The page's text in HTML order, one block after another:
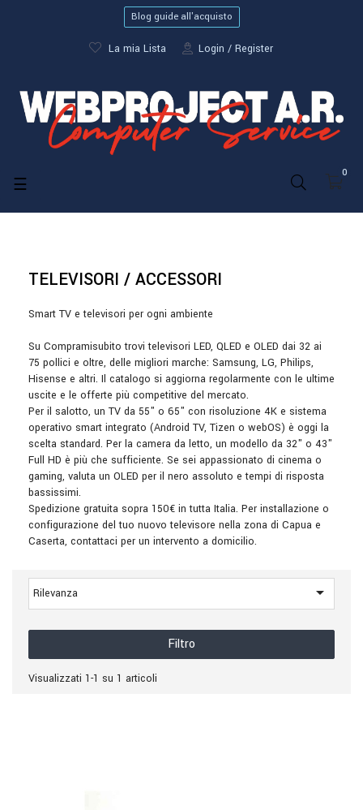
Blog guide all'acquisto
La mia Lista Login Register
0
navigazione
☰
TELEVISORI / ACCESSORI
Smart TV e televisori per ogni ambiente
Su Compramisubito trovi televisori LED, QLED e OLED dai 32 ai
75 pollici e oltre, delle migliori marche: Samsung, LG, Philips,
Hisense e altri. Il catalogo si aggiorna regolarmente con le ultime
uscite e le offerte più competitive del mercato.
Per il salotto, un TV da 55" o 65" con risoluzione 4K e sistema
operativo smart integrato (Android TV, Tizen o webOS) è oggi la
scelta standard. Per la camera da letto, un modello da 32" o 43"
Full HD è più che sufficiente. Se sei appassionato di cinema o
gaming, valuta un OLED per il nero assoluto e tempi di risposta
bassissimi.
Spedizione gratuita sopra 150€ in tutta Italia. Per installazione o
configurazione del tuo nuovo televisore nella zona di Capua e
Caserta, contattaci per un intervento a domicilio.
Rilevanza 
Filtro
Visualizzati 1-1 su 1 articoli